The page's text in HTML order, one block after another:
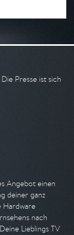
Die Presse ist sich
Angebot einen
deiner ganz
Hardware
nach
Lieblings TV